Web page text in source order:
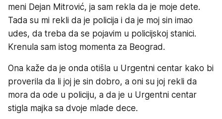
meni Dejan Mitrović, ja sam rekla da je moje dete.
Tada su mi rekli da je policija i da je moj sin imao
udes, da treba da se pojavim u policijskoj stanici.
Krenula sam istog momenta za Beograd.
Ona kaže da je onda otišla u Urgentni centar kako bi
proverila da li joj je sin dobro, a oni su joj rekli da
mora da ode u policiju, a da je u Urgentni centar
stigla majka sa dvoje mlade dece.